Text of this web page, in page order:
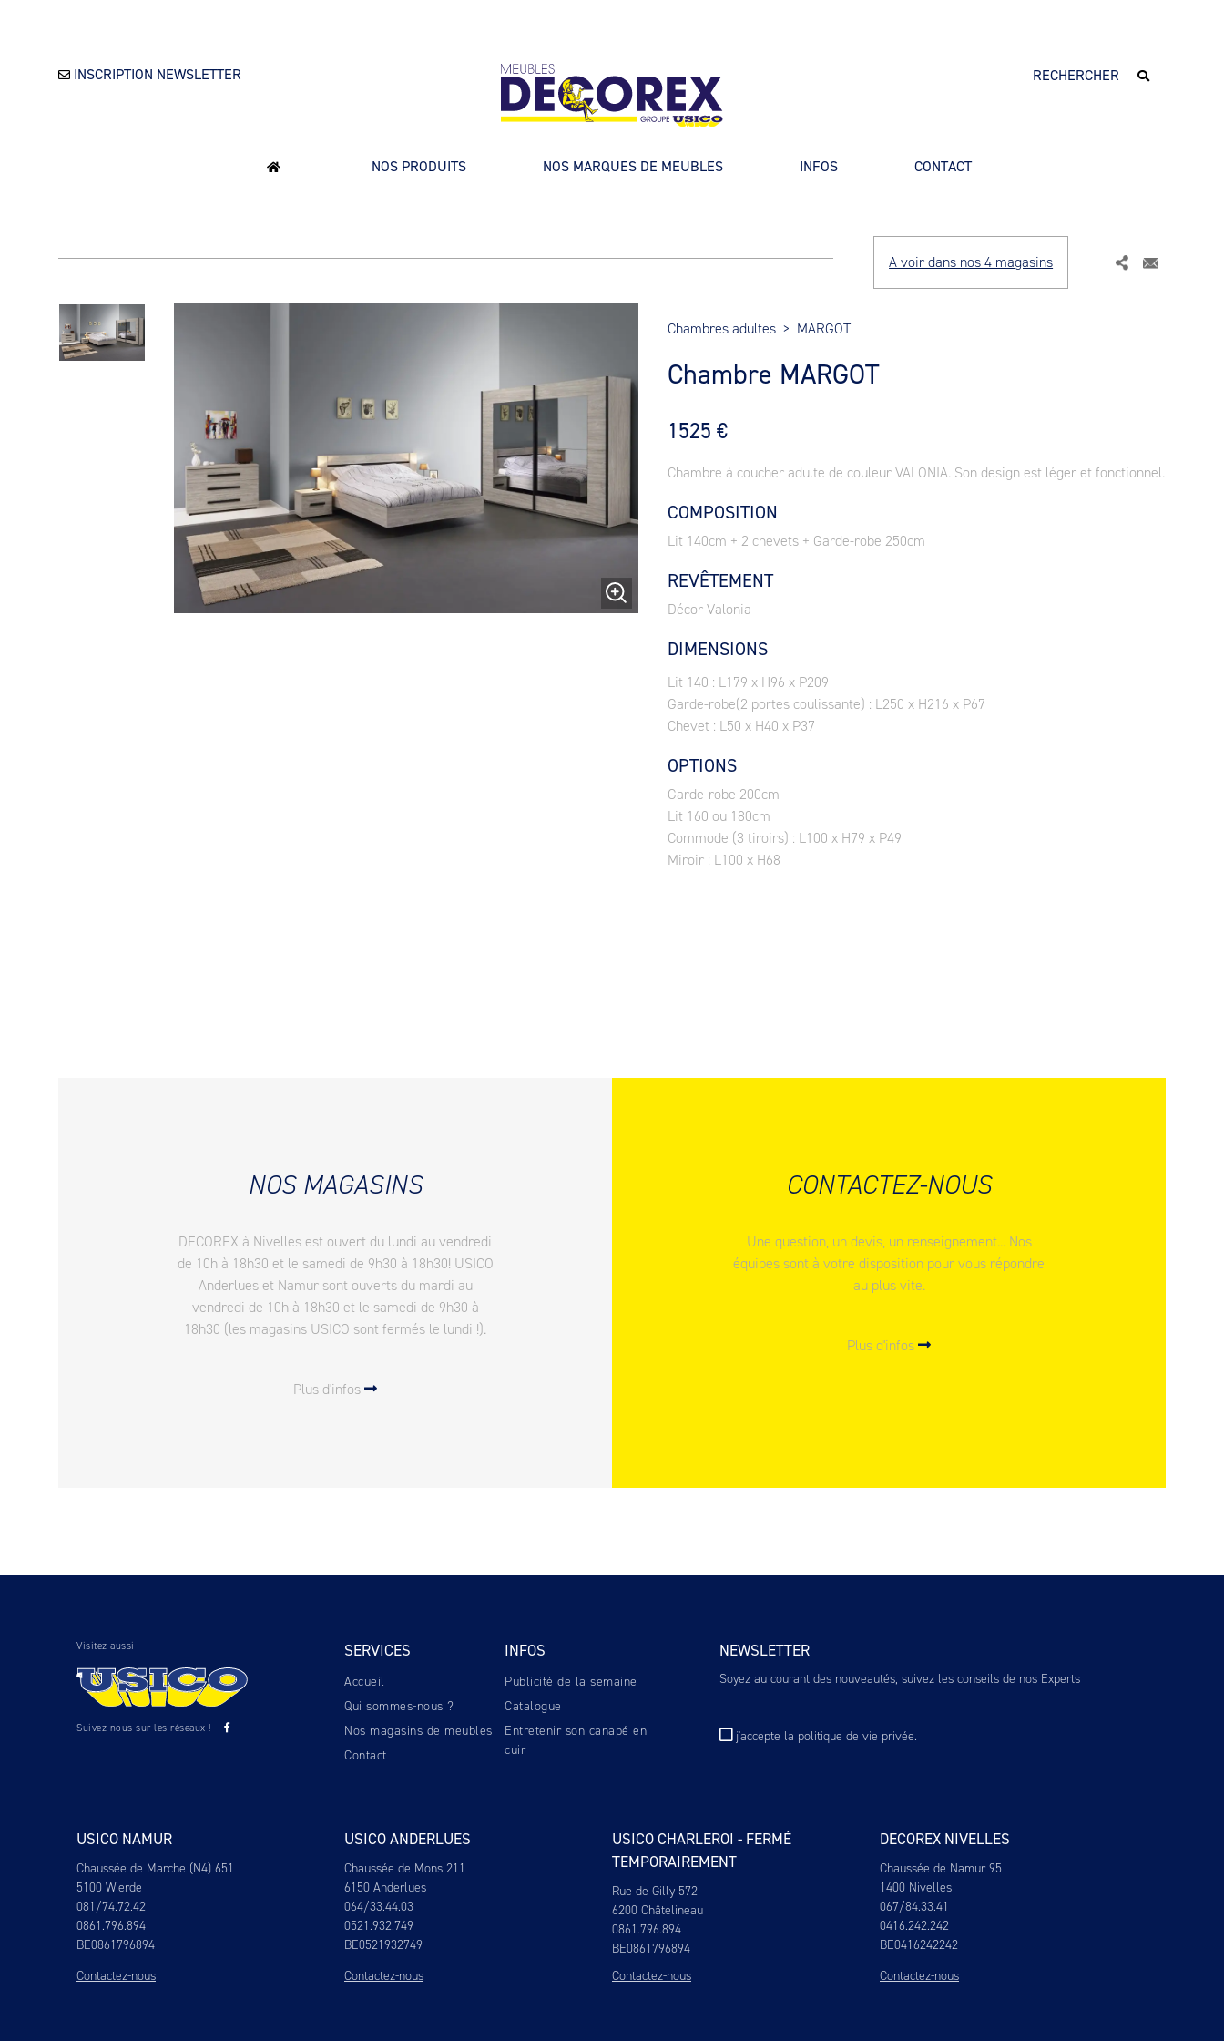
INSCRIPTION NEWSLETTER
NOS PRODUITS NOS MARQUES DE MEUBLES INFOS CONTACT
A voir dans nos 4 magasins
Chambres adultes > MARGOT
Chambre MARGOT
1525 €
Chambre à coucher adulte de couleur VALONIA. Son design est léger et fonctionnel.
COMPOSITION
Lit 140cm + 2 chevets + Garde-robe 250cm
REVÊTEMENT
Décor Valonia
DIMENSIONS
Lit 140 : L179 x H96 x P209
Garde-robe(2 portes coulissante) : L250 x H216 x P67
Chevet : L50 x H40 x P37
OPTIONS
Garde-robe 200cm
Lit 160 ou 180cm
Commode (3 tiroirs) : L100 x H79 x P49
Miroir : L100 x H68
NOS MAGASINS
DECOREX à Nivelles est ouvert du lundi au vendredi
de 10h à 18h30 et le samedi de 9h30 à 18h30! USICO
Anderlues et Namur sont ouverts du mardi au
vendredi de 10h à 18h30 et le samedi de 9h30 à
18h30 (les magasins USICO sont fermés le lundi !).
Plus d'infos
CONTACTEZ-NOUS
Une question, un devis, un renseignement... Nos
équipes sont à votre disposition pour vous répondre
au plus vite.
Plus d'infos
Visitez aussi
Suivez-nous sur les réseaux !
SERVICES
Accueil
Qui sommes-nous ?
Nos magasins de meubles
Contact
INFOS
Publicité de la semaine
Catalogue
Entretenir son canapé en
cuir
NEWSLETTER
Soyez au courant des nouveautés, suivez les conseils de nos Experts
j'accepte la politique de vie privée.
USICO NAMUR
Chaussée de Marche (N4) 651
5100 Wierde
081/74.72.42
0861.796.894
BE0861796894
Contactez-nous
USICO ANDERLUES
Chaussée de Mons 211
6150 Anderlues
064/33.44.03
0521.932.749
BE0521932749
Contactez-nous
USICO CHARLEROI - FERMÉ
TEMPORAIREMENT
Rue de Gilly 572
6200 Châtelineau
0861.796.894
BE0861796894
Contactez-nous
DECOREX NIVELLES
Chaussée de Namur 95
1400 Nivelles
067/84.33.41
0416.242.242
BE0416242242
Contactez-nous